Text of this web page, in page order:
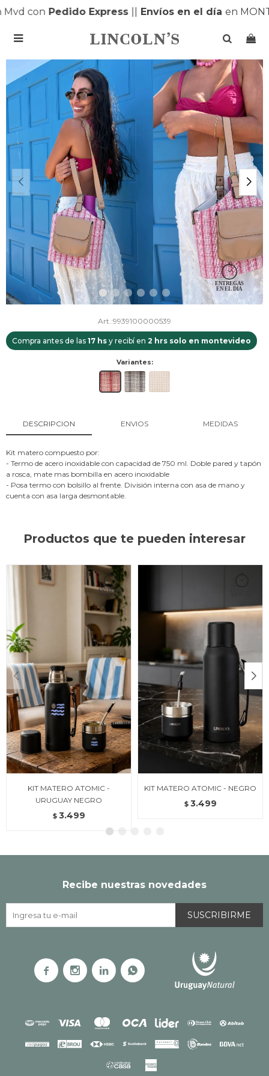
conPedido Express|| Envíos en el díaen

9939100000539
Compra antes de las 17 hs y recibí en 2 hrs solo en montevideo
Variantes:
DESCRIPCION ENVIOS MEDIDAS
Kit matero compuesto por:
- Termo de acero inoxidable con capacidad de 750 ml. Doble pared y tapón
a rosca, mate mas bombilla en acero inoxidable
- Posa termo con bolsillo al frente. División interna con asa de mano y
cuenta con asa larga desmontable.
Productos que te pueden interesar
KIT MATERO ATOMIC -
URUGUAY NEGRO
$ 3.499
KIT MATERO ATOMIC - NEGRO
$ 3.499
Recibe nuestras novedades
SUSCRIBIRME
   